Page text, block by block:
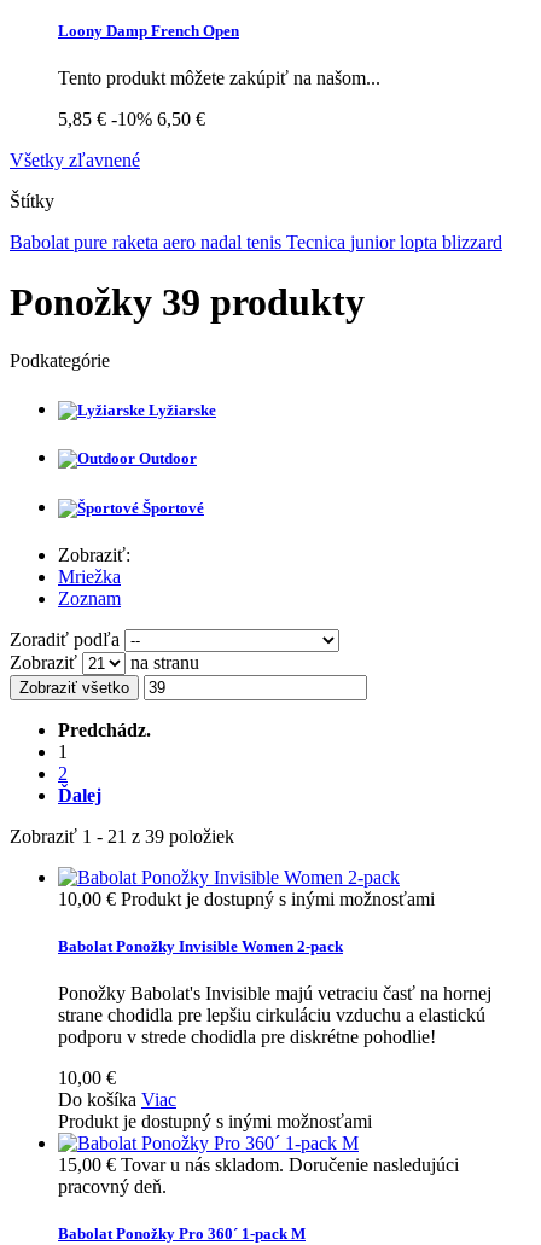
Loony Damp French Open
Tento produkt môžete zakúpiť na našom...
5,85 € -10% 6,50 €
Všetky zľavnené
Štítky
Babolat pure raketa aero nadal tenis Tecnica juniorlopta blizzard
Ponožky 39 produkty
Podkategórie
Lyžiarske
Outdoor
Športové
Zobraziť:
Mriežka
Zoznam
Zoradiť podľa
Zobraziť
na stranu
Zobraziť všetko
Predchádz.
1
2
Ďalej
Zobraziť 1 - 21 z 39 položiek
10,00 € Produkt je dostupný s inými možnosťami
Babolat Ponožky Invisible Women 2-pack
Ponožky Babolat's Invisible majú vetraciu časť na hornej
strane chodidla pre lepšiu cirkuláciu vzduchu a elastickú
podporu v strede chodidla pre diskrétne pohodlie!
10,00 €
Do košíka Viac
Produkt je dostupný s inými možnosťami
15,00 € Tovar u nás skladom. Doručenie nasledujúci
pracovný deň.
Babolat Ponožky Pro 360´ 1-pack M